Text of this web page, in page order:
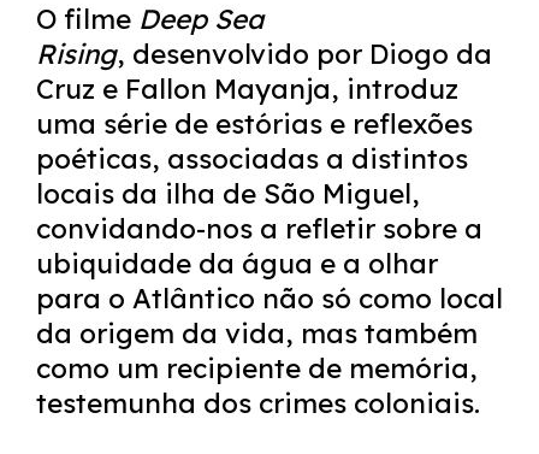
O filme Deep Sea
Rising, desenvolvido por Diogo da
Cruz e Fallon Mayanja, introduz
uma série de estórias e reflexões
poéticas, associadas a distintos
locais da ilha de São Miguel,
convidando-nos a refletir sobre a
ubiquidade da água e a olhar
para o Atlântico não só como local
da origem da vida, mas também
como um recipiente de memória,
testemunha dos crimes coloniais.